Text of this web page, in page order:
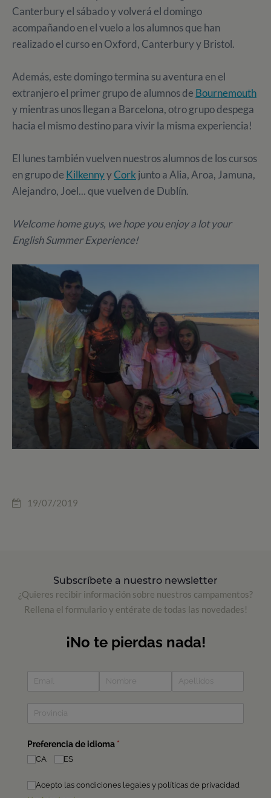
Canterbury el sábado y volverá el domingo
acompañando en el vuelo a los alumnos que han
realizado el curso en Oxford, Canterbury y Bristol.
Además, este domingo termina su aventura en el
extranjero el primer grupo de alumnos de Bournemouth
y mientras unos llegan a Barcelona, otro grupo despega
hacia el mismo destino para vivir la misma experiencia!
El lunes también vuelven nuestros alumnos de los cursos
en grupo de KilkennyyCork junto a Alia, Aroa, Jamuna,
Alejandro, Joel... que vuelven de Dublín.
Welcome home guys, we hope you enjoy a lot your
English Summer Experience!
19/07/2019
Subscríbete a nuestro newsletter
¿Quieres recibir información sobre nuestros campamentos?
Rellena el formulario y entérate de todas las novedades!